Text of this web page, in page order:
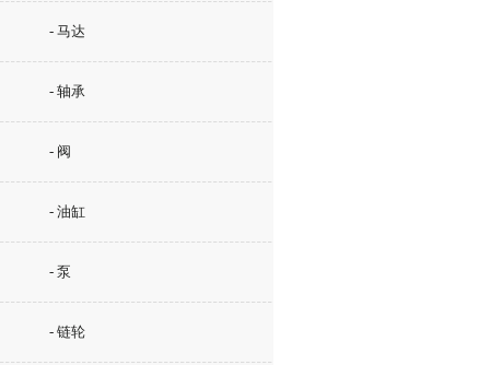
- 马达
- 轴承
- 阀
- 油缸
- 泵
- 链轮